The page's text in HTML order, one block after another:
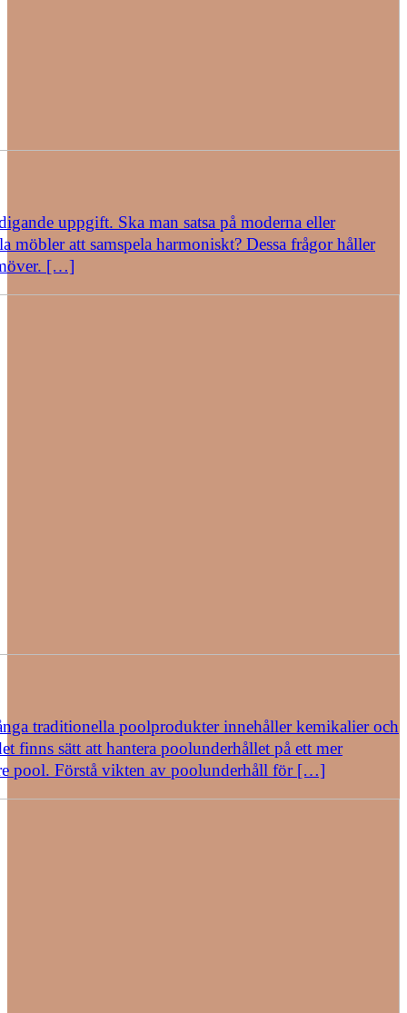
uppgift. Ska man satsa på moderna eller
möbler att samspela harmoniskt? Dessa frågor håller
[…]
traditionella poolprodukter innehåller kemikalier och
finns sätt att hantera poolunderhållet på ett mer
pool. Förstå vikten av poolunderhåll för […]